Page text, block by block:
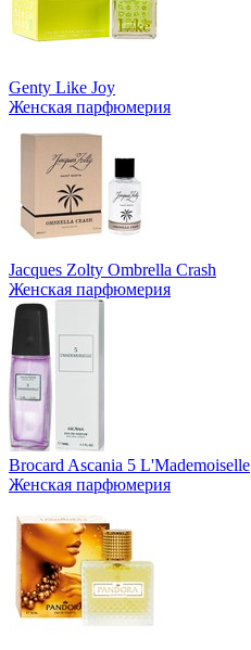
Genty Like Joy
Женская парфюмерия
Jacques Zolty Ombrella Crash
Женская парфюмерия
Brocard Ascania 5 L'Mademoiselle
Женская парфюмерия